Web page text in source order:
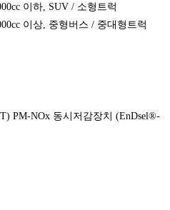
이하, SUV / 소형트럭
이상, 중형버스 / 중대형트럭
PM-NOx 동시저감장치 (EnDsel®-